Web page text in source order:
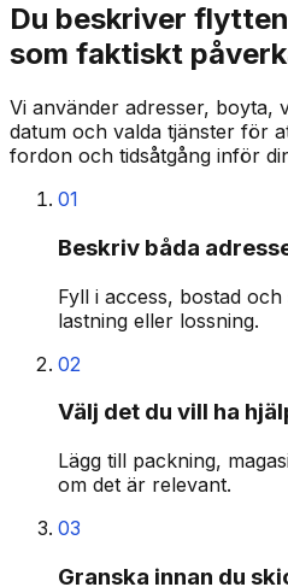
Du beskriver
som faktiskt
Vi använder adresser, boyta,
datum och valda tjänster för
fordon och tidsåtgång inför
01
Beskriv båda
Fyll i access, bostad
lastning eller lossning.
02
Välj det du vill ha
Lägg till packning,
om det är relevant.
03
Granska innan du